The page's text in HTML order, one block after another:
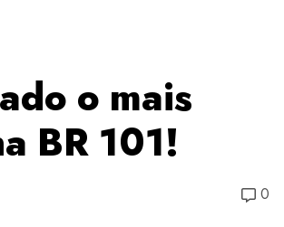
o mais
BR 101!
0